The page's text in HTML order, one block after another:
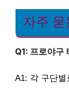
자주 묻
Q1: 프로야구
A1: 각 구단